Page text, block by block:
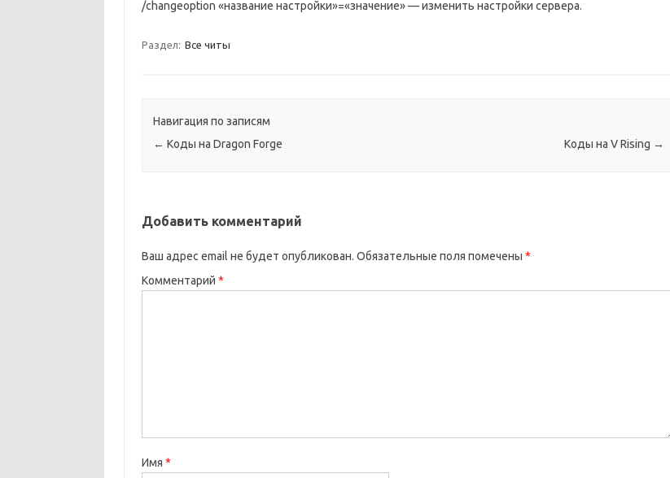
/changeoption «название настройки»=«значение» — изменить настройки сервера.
Раздел: Все читы
Навигация по записям
← Коды на Dragon Forge Коды на V Rising →
Добавить комментарий
Ваш адрес email не будет опубликован. Обязательные поля помечены *
Комментарий *
Имя *